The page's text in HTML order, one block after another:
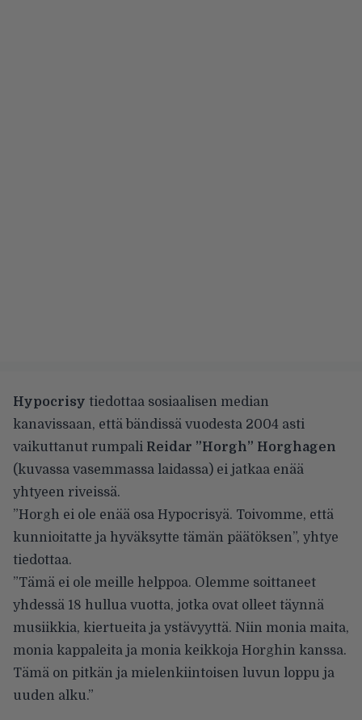
Hypocrisy tiedottaa sosiaalisen median
kanavissaan, että bändissä vuodesta 2004 asti
vaikuttanut rumpali Reidar ”Horgh” Horghagen
(kuvassa vasemmassa laidassa) ei jatkaa enää
yhtyeen riveissä.
”Horgh ei ole enää osa Hypocrisyä. Toivomme, että
kunnioitatte ja hyväksytte tämän päätöksen”, yhtye
tiedottaa.
”Tämä ei ole meille helppoa. Olemme soittaneet
yhdessä 18 hullua vuotta, jotka ovat olleet täynnä
musiikkia, kiertueita ja ystävyyttä. Niin monia maita,
monia kappaleita ja monia keikkoja Horghin kanssa.
Tämä on pitkän ja mielenkiintoisen luvun loppu ja
uuden alku.”